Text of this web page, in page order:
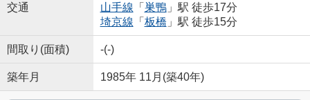
交通
山手線 「 巣鴨」駅 徒歩17分
埼京線 「 板橋 」駅 徒歩15分
間取り(面積) -(-)
築年月 1985年 11月(築40年)